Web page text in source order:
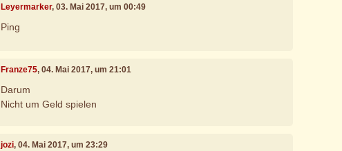
Leyermarker, 03. Mai 2017, um 00:49
Ping
Franze75, 04. Mai 2017, um 21:01
Darum
Nicht um Geld spielen
jozi, 04. Mai 2017, um 23:29